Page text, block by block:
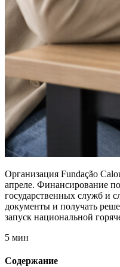
Организация Fundação
апреле. Финансирование
государственных служб и
документы и получать
запуск национальной
5 мин
Содержание